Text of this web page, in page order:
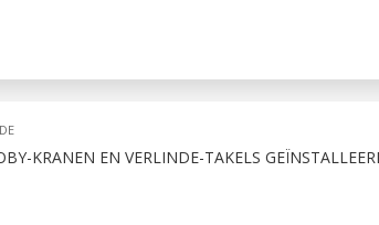
KRANEN EN VERLINDE-TAKELS